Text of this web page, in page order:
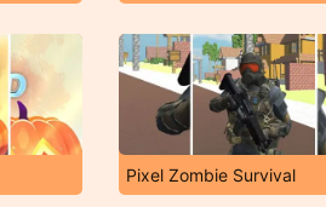
Pixel Zombie Survival